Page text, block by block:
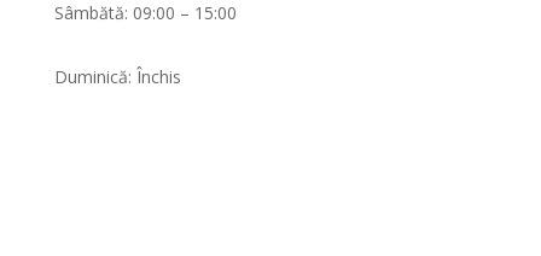
Sâmbătă: 09:00 – 15:00
Duminică: Închis